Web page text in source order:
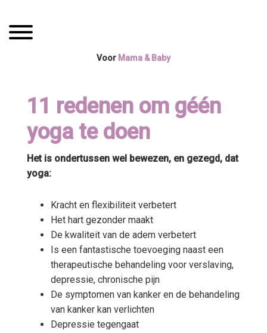
naar
de
naar
de
Toggle navigation
Yogaboetiek
Voor Mama & Baby
11 redenen om géén
yoga te doen
Het is ondertussen wel bewezen, en gezegd, dat
yoga:
Kracht en flexibiliteit verbetert
Het hart gezonder maakt
De kwaliteit van de adem verbetert
Is een fantastische toevoeging naast een
therapeutische behandeling voor verslaving,
depressie, chronische pijn
De symptomen van kanker en de behandeling
van kanker kan verlichten
Depressie tegengaat